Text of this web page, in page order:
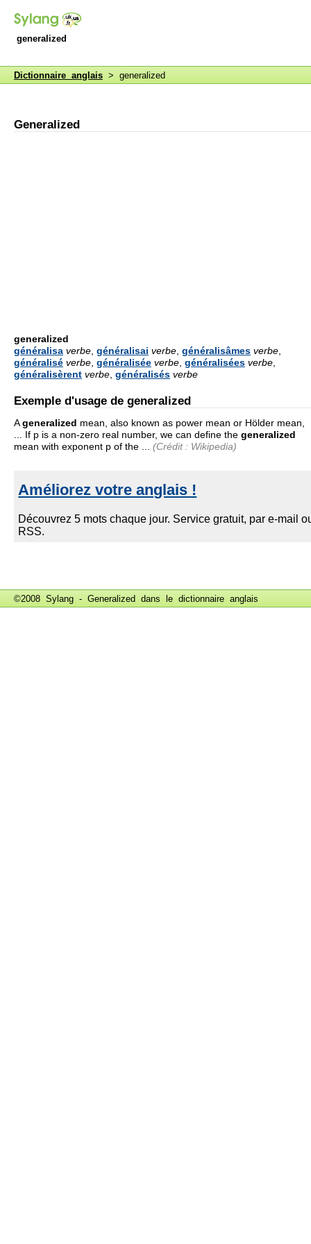
generalized
Dictionnaire anglais > generalized
Generalized
generalized
généralisa verbe généralisai verbe généralisâmes verbe
généralisé verbe généralisée verbe généralisées verbe
généralisèrent verbe généralisés verbe
Exemple d'usage de generalized
Ageneralized mean, also known as power mean or Hölder mean,
... If p is a non-zero real number, we can define the generalized
mean with exponent p of the ...
(Crédit : Wikipedia)
©2008 Sylang - Generalized dans le dictionnaire anglais